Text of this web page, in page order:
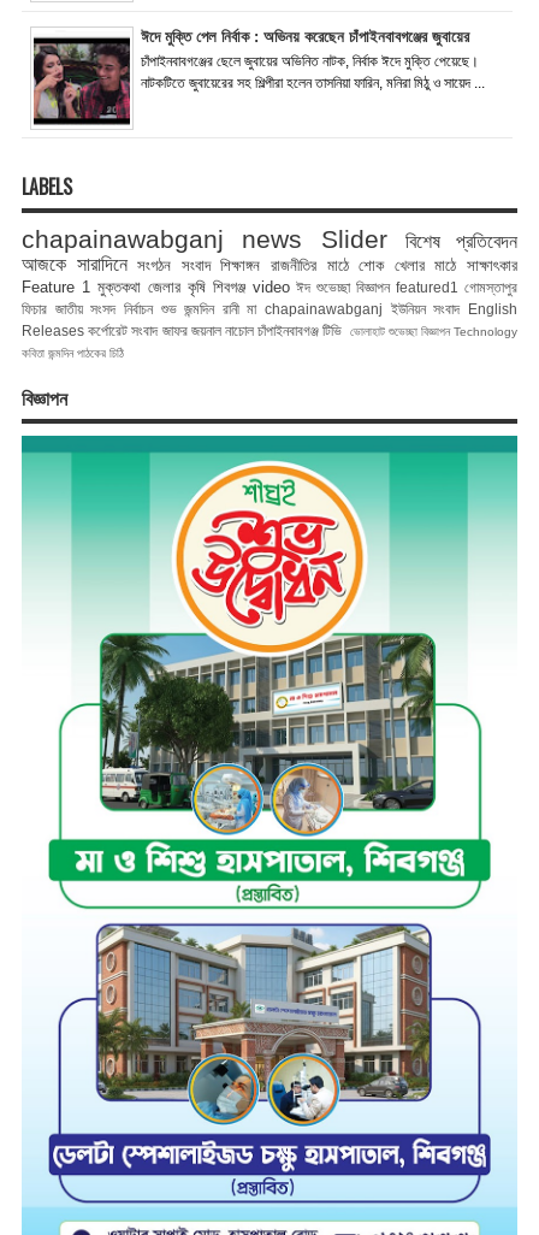
ঈদে মুক্তি পেল নির্বাক : অভিনয় করেছেন চাঁপাইনবাবগঞ্জের জুবায়ের
চাঁপাইনবাবগঞ্জের ছেলে জুবায়ের অভিনিত নাটক, নির্বাক ঈদে মুক্তি পেয়েছে।
নাটকটিতে জুবায়েরের সহ শিল্পীরা হলেন তাসনিয়া ফারিন, মনিরা মিঠু ও সায়েদ ...
LABELS
chapainawabganj news Slider
বিশেষ প্রতিবেদন
আজকে সারাদিনে সংগঠন সংবাদ শিক্ষাঙ্গন রাজনীতির মাঠে শোক খেলার মাঠে
সাক্ষাৎকার
Feature 1 মুক্তকথা জেলার কৃষি শিবগঞ্জ video ঈদ শুভেচ্ছা বিজ্ঞাপন featured1
গোমস্তাপুর
ফিচার জাতীয় সংসদ নির্বাচন শুভ জন্মদিন রানী মা chapainawabganj ইউনিয়ন সংবাদ English
Releases কর্পোরেট সংবাদ জাফর জয়নাল নাচোল চাঁপাইনবাবগঞ্জ টিভি ভোলাহাট শুভেচ্ছা বিজ্ঞাপন Technology
কবিতা জন্মদিন পাঠকের চিঠি
বিজ্ঞাপন